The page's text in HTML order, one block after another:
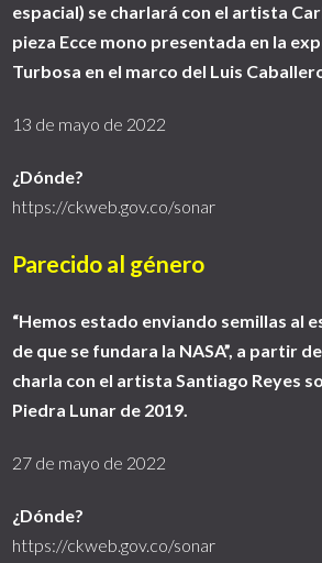
espacial) se charlará con el artista
pieza Ecce mono presentada en la
Turbosa en el marco del Luis
13 de mayo de 2022
¿Dónde?
https://ckweb.gov.co/sonar
Parecido al género
“Hemos estado enviando semillas al
de que se fundara la NASA”, a partir
charla con el artista Santiago Reyes
Piedra Lunar de 2019.
27 de mayo de 2022
¿Dónde?
https://ckweb.gov.co/sonar